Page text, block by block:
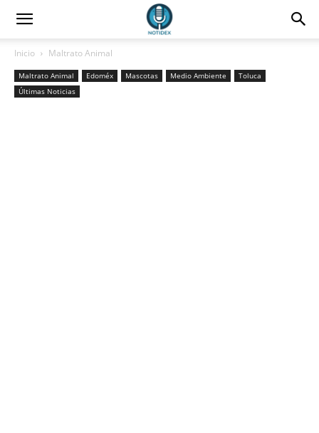
Inicio Maltrato Animal
Maltrato Animal Edoméx Mascotas Medio Ambiente
Toluca
Últimas Noticias